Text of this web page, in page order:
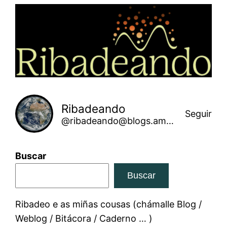
Ribadeando
@ribadeando@blogs.amarinha.gal
Seguir
Buscar
Buscar
Ribadeo e as miñas cousas (chámalle Blog /
Weblog / Bitácora / Caderno … )